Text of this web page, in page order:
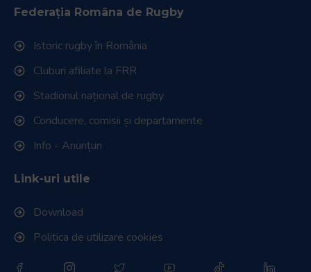
Federația Româna de Rugby
Istoric rugby în România
Cluburi afiliate la FRR
Stadionul național de rugby
Conducere, comisii și departamente
Info - Anunțuri
Link-uri utile
Download
Politica de utilizare cookies